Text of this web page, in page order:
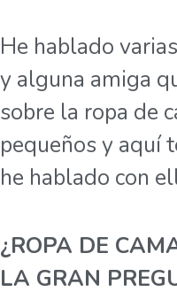
He hablado
y alguna amiga
sobre la ropa de
pequeños y aquí
he hablado con
¿ROPA DE
LA GRAN